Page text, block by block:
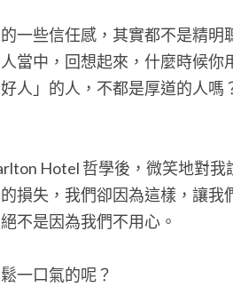
一些信任感，其實都不是精明
當中，回想起來，什麼時候
人」的人，不都是厚道的人嗎
Hotel 哲學後，微笑地對
損失，我們卻因為這樣，讓
不是因為我們不用心。
一口氣的呢？